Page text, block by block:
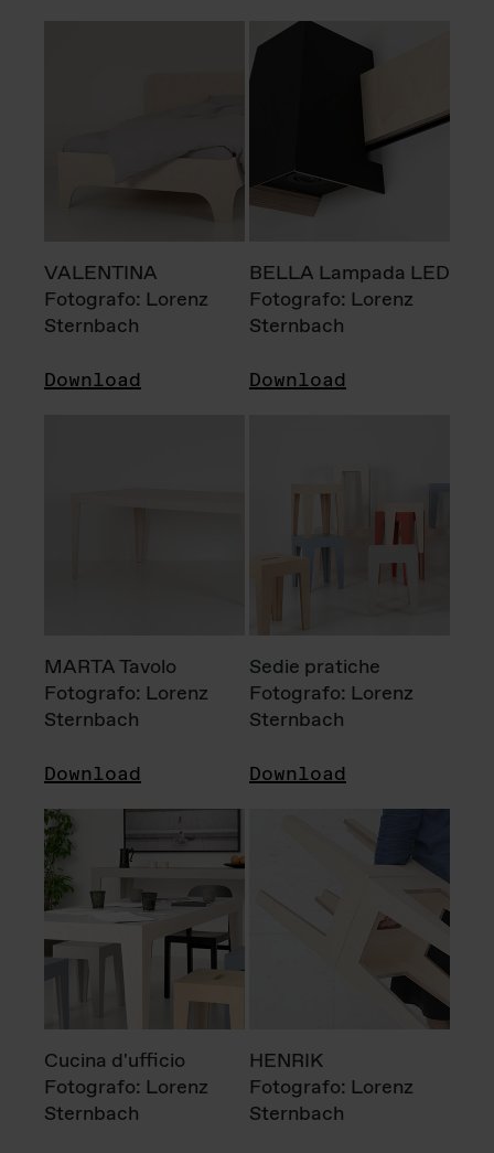
VALENTINA
Fotografo: Lorenz
Sternbach
Download
BELLA Lampada LED
Fotografo: Lorenz
Sternbach
Download
MARTA Tavolo
Fotografo: Lorenz
Sternbach
Download
Sedie pratiche
Fotografo: Lorenz
Sternbach
Download
Cucina d'ufficio
Fotografo: Lorenz
Sternbach
HENRIK
Fotografo: Lorenz
Sternbach